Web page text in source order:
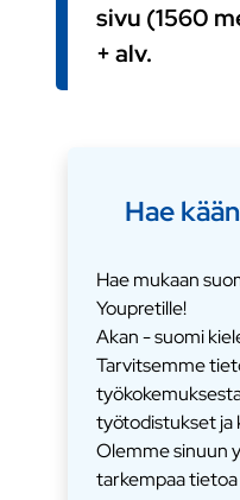
sivu (1560
+ alv.
Hae
Hae mukaan
Youpretille!
Akan - suomi
Tarvitsemme
työtodistukset ja
Olemme sinuun
tarkempaa